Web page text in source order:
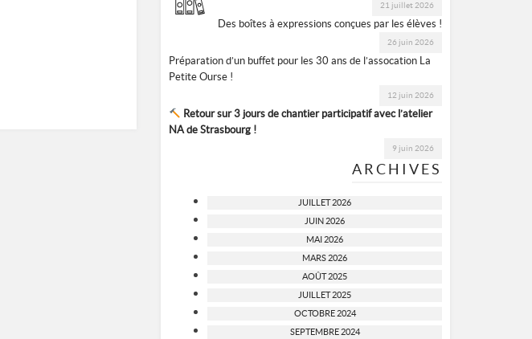
21 juillet 2026
Des boîtes à expressions conçues par les élèves !
26 juin 2026
Préparation d’un buffet pour les 30 ans de l’assocation La
Petite Ourse !
12 juin 2026
Retour sur 3 jours de chantier participatif avec l’atelier
NA de Strasbourg !
9 juin 2026
ARCHIVES
JUILLET 2026
JUIN 2026
MAI 2026
MARS 2026
AOÛT 2025
JUILLET 2025
OCTOBRE 2024
SEPTEMBRE 2024